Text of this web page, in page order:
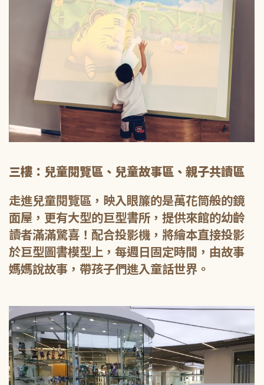
三樓：兒童閱覽區、兒童故事區、親子共讀區
走進兒童閱覽區，映入眼簾的是萬花筒般的鏡
面屋，更有大型的巨型書所，提供來館的幼齡
讀者滿滿驚喜！配合投影機，將繪本直接投影
於巨型圖書模型上，每週日固定時間，由故事
媽媽說故事，帶孩子們進入童話世界。